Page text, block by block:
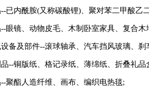
已内酰胺(又称碳酸锂)、聚对苯二甲酸
眼镜、动物皮毛、木制卧室家具、复合
备及部件--滚球轴承、汽车挡风玻璃、刹
--铜版纸、格记录纸、薄绵纸、折叠礼
聚酯人造纤维、画布、编织电热毯;